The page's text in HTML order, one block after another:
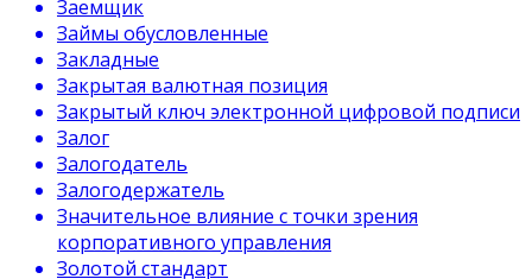
Заемщик
Займы обусловленные
Закладные
Закрытая валютная позиция
Закрытый ключ электронной цифровой подписи
Залог
Залогодатель
Залогодержатель
Значительное влияние с точки зрения
корпоративного управления
Золотой стандарт